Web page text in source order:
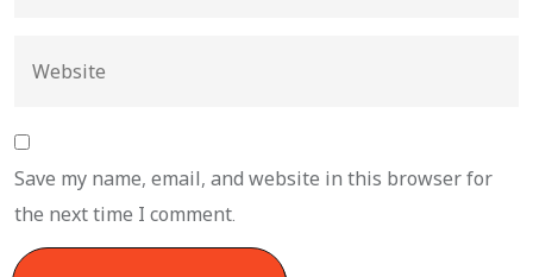
Save my name, email, and website in this browser for
the next time I comment.